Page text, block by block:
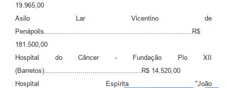
19.965,00
Asilo Lar Vicentino de
Penápolis.........................................................................R$
181.500,00
Hospital do Câncer - Fundação Pio XII
(Barretos)................................................R$ 14.520,00
Hospital Espírita "João